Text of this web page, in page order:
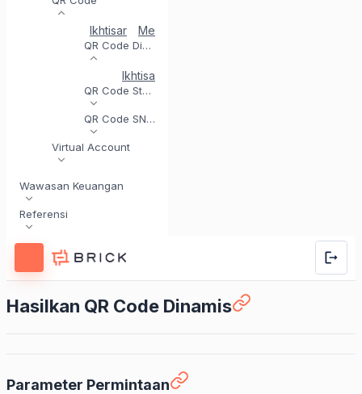
Ikhtisar Mendaftar untuk QR Code
QR Code Dinamis
Ikhtisar
QR Code Statis
QR Code SNAP
Virtual Account
Wawasan Keuangan
Referensi
Hasilkan QR Code Dinamis
Parameter Permintaan